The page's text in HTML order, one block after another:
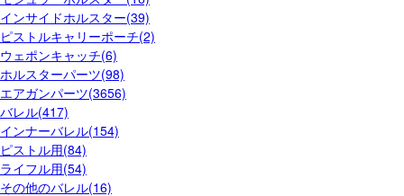
インサイドホルスター(39)
ピストルキャリーポーチ(2)
ウェポンキャッチ(6)
ホルスターパーツ(98)
エアガンパーツ(3656)
バレル(417)
インナーバレル(154)
ピストル用(84)
ライフル用(54)
その他のバレル(16)